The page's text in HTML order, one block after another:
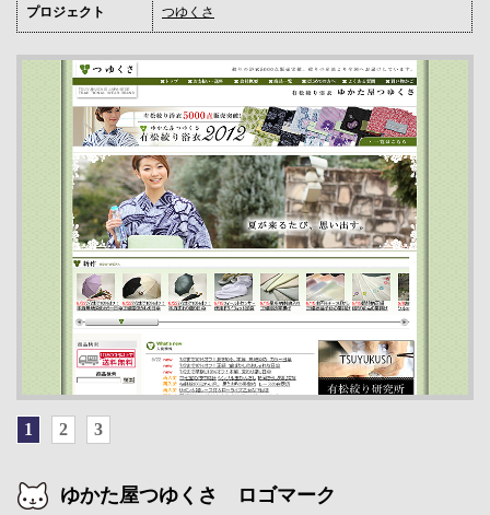
プロジェクト つゆくさ
1 2 3
ゆかた屋つゆくさ ロゴマーク